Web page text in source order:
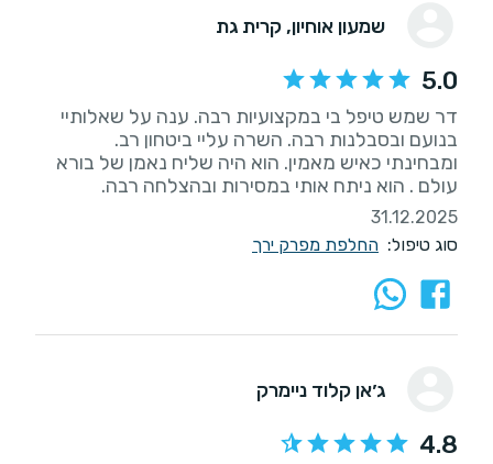
שמעון אוחיון, קרית גת
5.0
דר שמש טיפל בי במקצועיות רבה. ענה על שאלותיי
ומבחינתי כאיש מאמין. הוא היה שליח נאמן של בורא
עולם . הוא ניתח אותי במסירות ובהצלחה רבה.
31.12.2025
סוג טיפול: החלפת מפרק ירך
ג׳אן קלוד ניימרק
4.8